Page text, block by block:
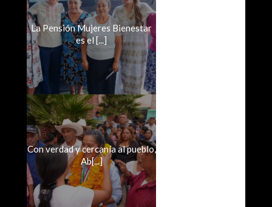
La Pensión Mujeres Bienestar
es el [...]
Con verdad y cercanía al pueblo,
Ab[...]